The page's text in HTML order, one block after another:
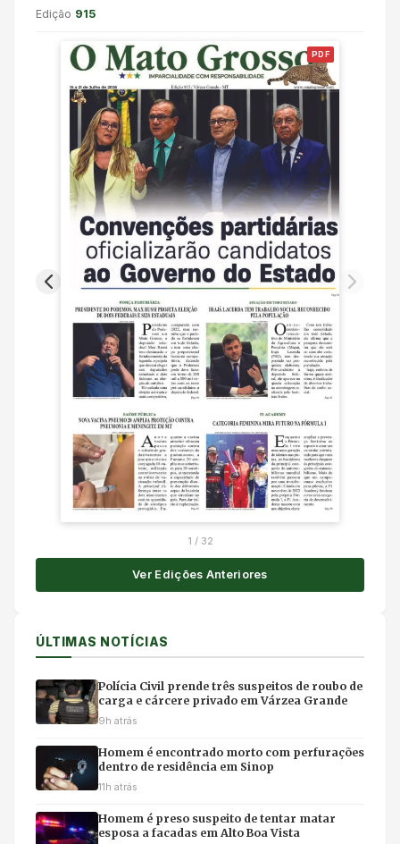
Edição 915
PDF
1 / 32
Ver Edições Anteriores
ÚLTIMAS NOTÍCIAS
Polícia Civil prende três suspeitos de roubo de
carga e cárcere privado em Várzea Grande
9h atrás
Homem é encontrado morto com perfurações
dentro de residência em Sinop
11h atrás
Homem é preso suspeito de tentar matar
esposa a facadas em Alto Boa Vista